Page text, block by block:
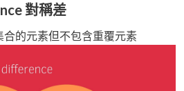
對稱差
的元素但不包含重覆元素